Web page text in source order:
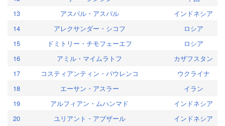
13
アスパル・アスパル
インドネシア
14
アレクサンダー・シコフ
ロシア
15
ドミトリー・チモフェーエフ
ロシア
16
アミル・マイムラトフ
カザフスタン
17
コスティアンティン・パウレンコ
ウクライナ
18
エーサン・アスラー
イラン
19
アルフィアン・ムハンマド
インドネシア
20
ユリアント・アブザール
インドネシア